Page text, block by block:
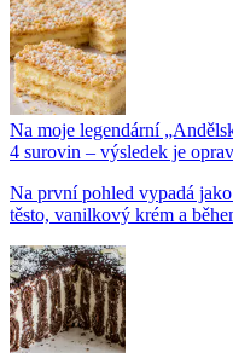
Na moje legendární
4 surovin – výsledek je
Na první pohled vypadá
těsto, vanilkový krém a